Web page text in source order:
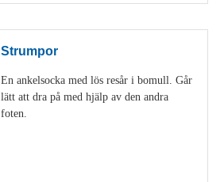
Strumpor
En ankelsocka med lös resår i bomull. Går
lätt att dra på med hjälp av den andra
foten.